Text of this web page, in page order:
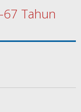
67 Tahun